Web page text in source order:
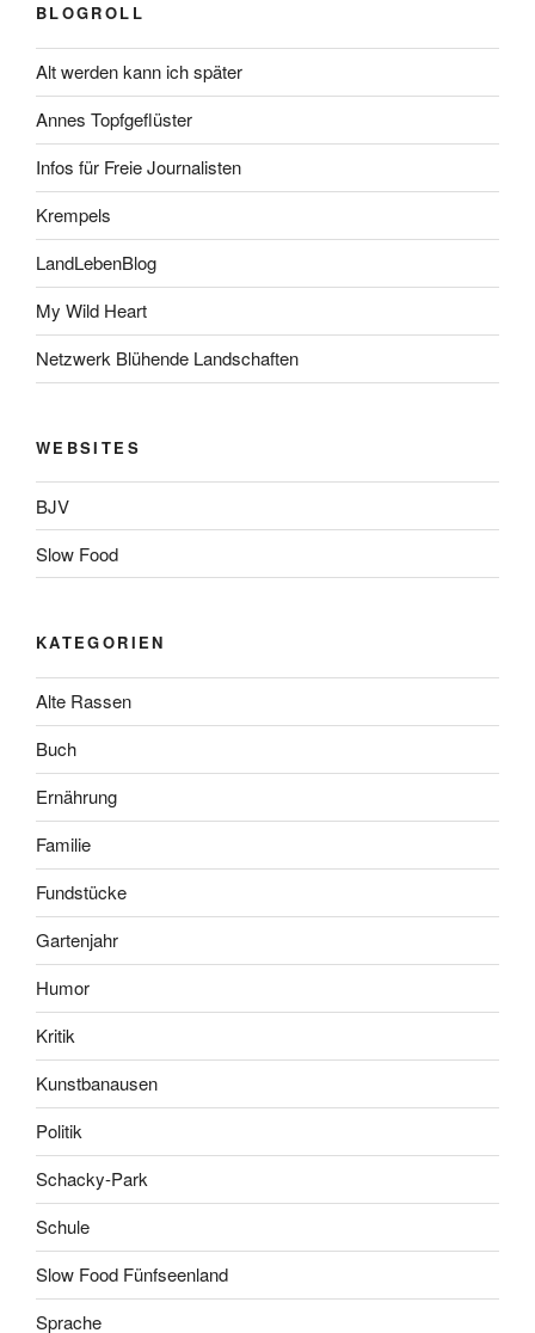
BLOGROLL
Alt werden kann ich später
Annes Topfgeflüster
Infos für Freie Journalisten
Krempels
LandLebenBlog
My Wild Heart
Netzwerk Blühende Landschaften
WEBSITES
BJV
Slow Food
KATEGORIEN
Alte Rassen
Buch
Ernährung
Familie
Fundstücke
Gartenjahr
Humor
Kritik
Kunstbanausen
Politik
Schacky-Park
Schule
Slow Food Fünfseenland
Sprache